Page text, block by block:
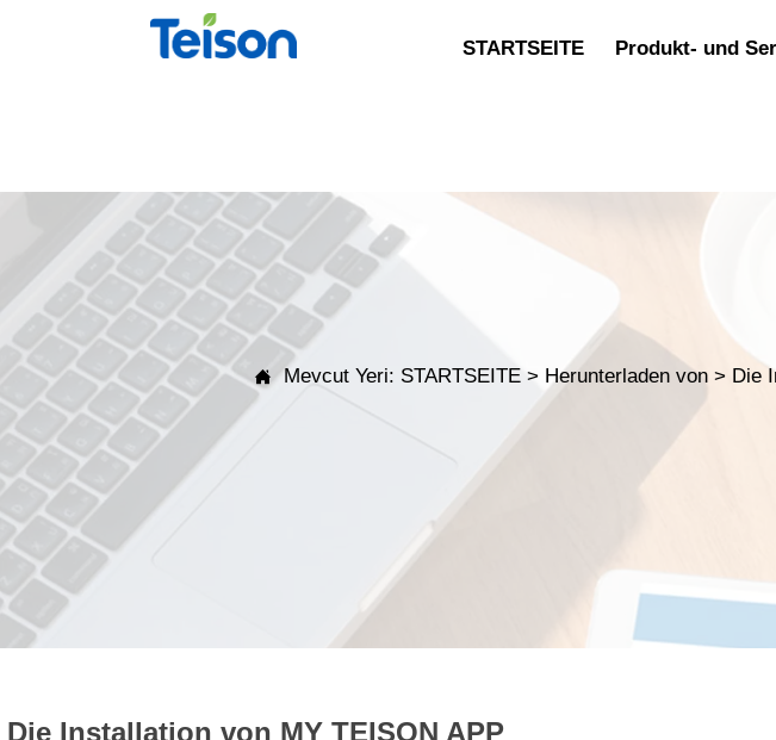
STARTSEITE Produkt- und
 Mevcut Yeri: STARTSEITE > Herunterladen von > Die
Die Installation von MY TEISON APP